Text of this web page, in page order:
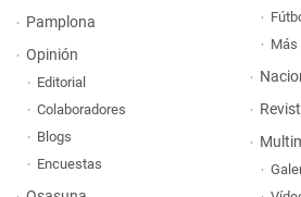
Pamplona
Opinión
Editorial
Colaboradores
Blogs
Encuestas
Más